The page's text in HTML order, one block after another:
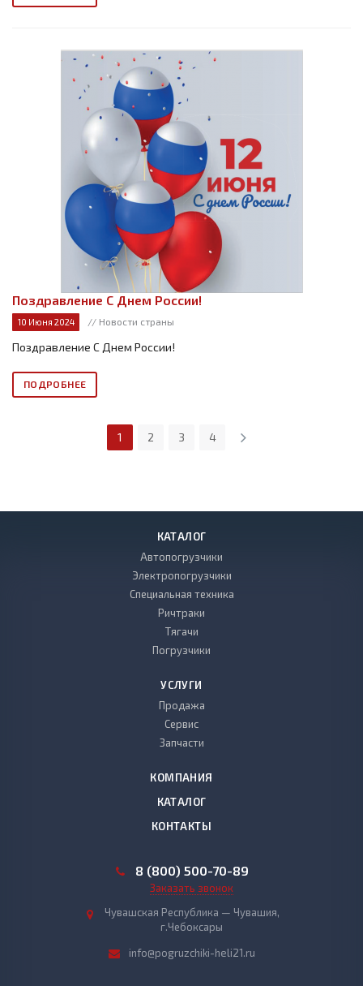
Поздравление С Днем России!
10 Июня 2024 // Новости страны
Поздравление С Днем России!
ПОДРОБНЕЕ
1 2 3 4
КАТАЛОГ
Автопогрузчики
Электропогрузчики
Специальная техника
Ричтраки
Тягачи
Погрузчики
УСЛУГИ
Продажа
Сервис
Запчасти
КОМПАНИЯ
КАТАЛОГ
КОНТАКТЫ
8 (800) 500-70-89
Заказать звонок
Чувашская Республика — Чувашия,
г.Чебоксары
info@pogruzchiki-heli21.ru